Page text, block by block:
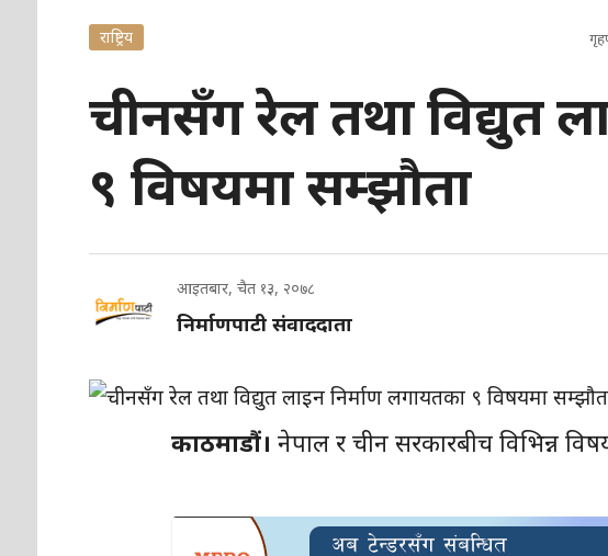
राष्ट्रिय
चीनसँग रेल तथा विद्युत
९ विषयमा सम्झौता
आइतबार, चैत १३, २०७८
निर्माणपाटी संवाददाता
काठमाडौं। नेपाल र चीन सरकारबीच विभिन्न